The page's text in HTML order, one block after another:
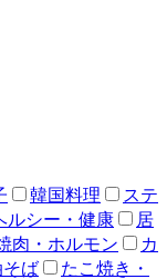
韓国料理
ステ
ルシー・健康
居
肉・ホルモン
カ
ば
たこ焼き・